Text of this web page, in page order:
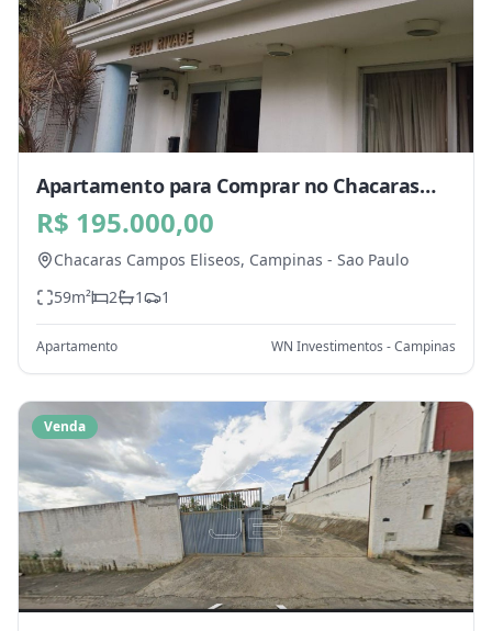
Apartamento para Comprar no Chacaras
Campos Eliseos, Campinas - SP
R$ 195.000,00
Chacaras Campos Eliseos, Campinas - Sao Paulo
59m² 2 1 1
Apartamento WN Investimentos - Campinas
Venda